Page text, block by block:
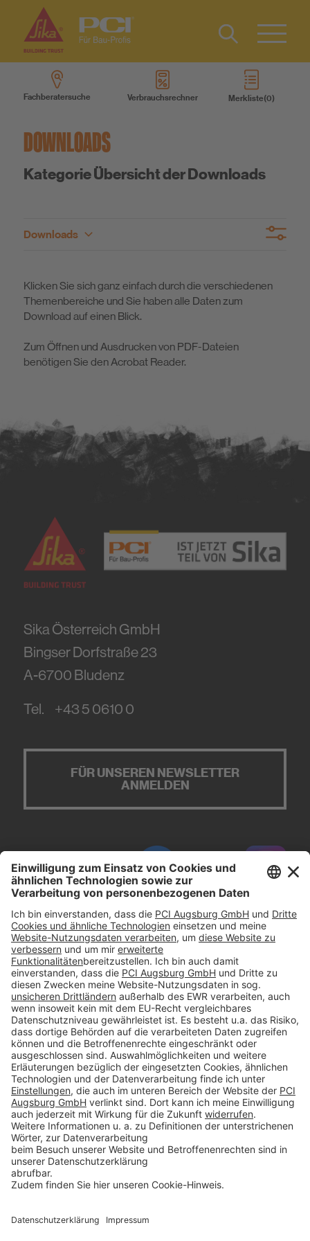
Produktsysteme
Wissen
Über uns
Type 2 or
more
Fachberatersuche Verbrauchsrechner Merkliste
Kontakt
EN
DOWNLOADS
Kategorie Übersicht der Downloads
Downloads
Sicherheitsdatenblätter
Nachhaltigkeitsdatenblätter
Verbrauchstabellen Protokolle
Klicken Sie sich ganz einfach durch die verschiedenen
Themenbereiche und Sie haben alle Daten zum
Download auf einen Blick.
Zum Öffnen und Ausdrucken von PDF-Dateien
benötigen Sie den Acrobat Reader.
Sika Österreich GmbH
Bingser Dorfstraße 23
A-6700 Bludenz
Tel. +43 5 0610 0
FÜR UNSEREN NEWSLETTER
ANMELDEN
#PCI
Impressum
Datenschutz
AGB
Rechtliche Hinweise
Cookie-Einstellungen öffnen
Betroffenenrechte
www.bimobject.com
ausschreiben.de